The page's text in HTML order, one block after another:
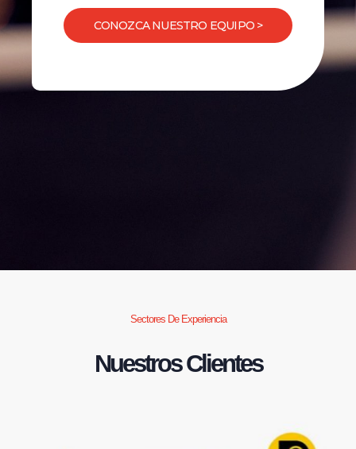
CONOZCA NUESTRO EQUIPO >
Sectores De Experiencia
Nuestros Clientes